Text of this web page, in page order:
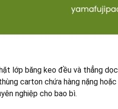
lớp băng keo đều và thẳng
carton chứa hàng nặng
nghiệp cho bao bì.